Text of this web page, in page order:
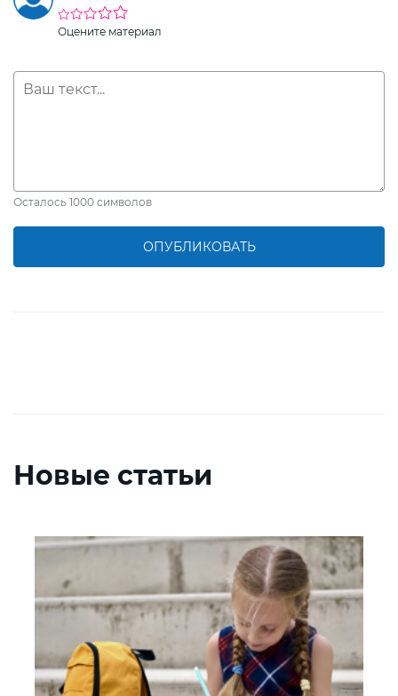
Оцените материал
Осталось 1000 символов
ОПУБЛИКОВАТЬ
Новые статьи